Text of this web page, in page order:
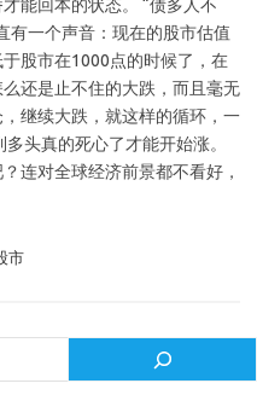
能回本的状态。 “债多人不
有一个声音：现在的股市估值
股市在1000点的时候了，在
还是止不住的大跌，而且毫无
继续大跌，就这样的循环，一
头真的死心了才能开始涨。
连对全球经济前景都不看好，
市